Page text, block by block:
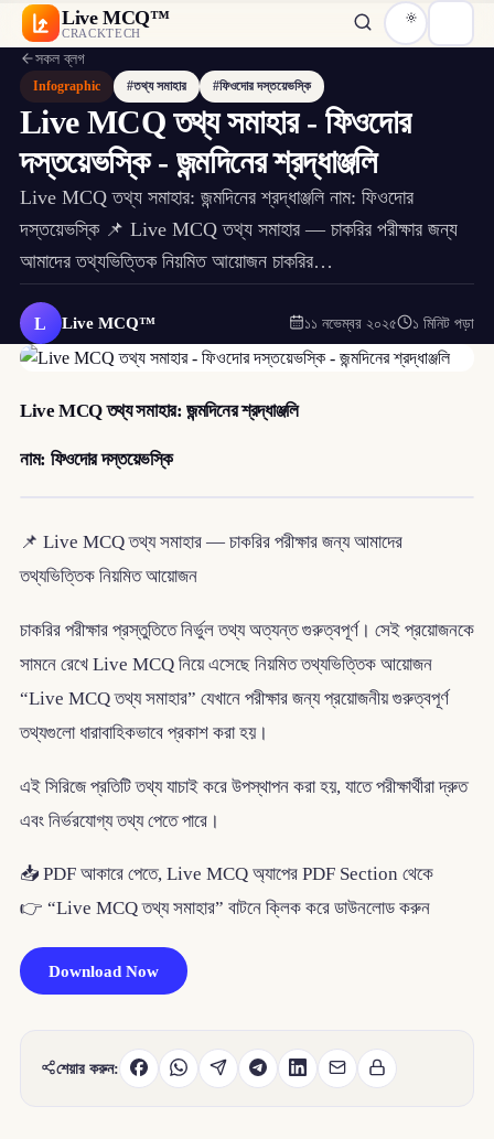
Live MCQ™
CRACKTECH
সকল ব্লগ
Infographic #তথ্য সমাহার #ফিওদোর দস্তয়েভস্কি
Live MCQ তথ্য সমাহার - ফিওদোর
দস্তয়েভস্কি - জন্মদিনের শ্রদ্ধাঞ্জলি
Live MCQ তথ্য সমাহার: জন্মদিনের শ্রদ্ধাঞ্জলি নাম: ফিওদোর
দস্তয়েভস্কি 📌 Live MCQ তথ্য সমাহার — চাকরির পরীক্ষার জন্য
আমাদের তথ্যভিত্তিক নিয়মিত আয়োজন চাকরির…
L Live MCQ™ ১১ নভেম্বর ২০২৫ ১ মিনিট পড়া
Live MCQ তথ্য সমাহার: জন্মদিনের শ্রদ্ধাঞ্জলি
নাম: ফিওদোর দস্তয়েভস্কি
📌 Live MCQ তথ্য সমাহার — চাকরির পরীক্ষার জন্য আমাদের
তথ্যভিত্তিক নিয়মিত আয়োজন
চাকরির পরীক্ষার প্রস্তুতিতে নির্ভুল তথ্য অত্যন্ত গুরুত্বপূর্ণ। সেই প্রয়োজনকে
সামনে রেখে Live MCQ নিয়ে এসেছে নিয়মিত তথ্যভিত্তিক আয়োজন
“Live MCQ তথ্য সমাহার” যেখানে পরীক্ষার জন্য প্রয়োজনীয় গুরুত্বপূর্ণ
তথ্যগুলো ধারাবাহিকভাবে প্রকাশ করা হয়।
এই সিরিজে প্রতিটি তথ্য যাচাই করে উপস্থাপন করা হয়, যাতে পরীক্ষার্থীরা দ্রুত
এবং নির্ভরযোগ্য তথ্য পেতে পারে।
📥 PDF আকারে পেতে, Live MCQ অ্যাপের PDF Section থেকে
👉 “Live MCQ তথ্য সমাহার” বাটনে ক্লিক করে ডাউনলোড করুন
Download Now
শেয়ার করুন: